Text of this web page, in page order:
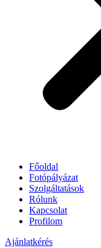
Főoldal
Fotópályázat
Szolgáltatások
Rólunk
Kapcsolat
Profilom
Ajánlatkérés